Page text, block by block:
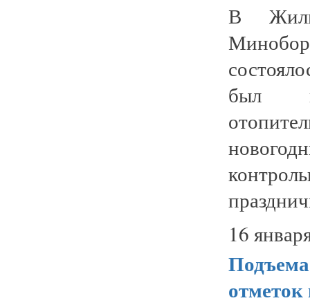
В
был
16
отметок